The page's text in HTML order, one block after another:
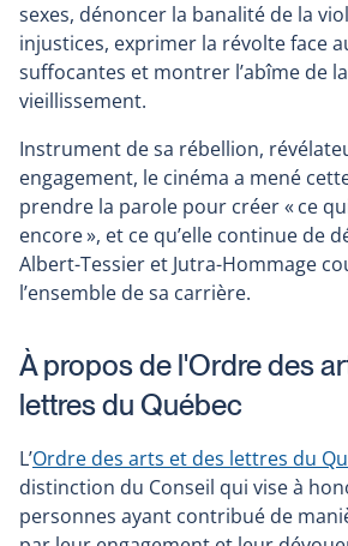
sexes, dénoncer la banalité de la
injustices, exprimer la révolte face
suffocantes et montrer l’abîme de
vieillissement.
Instrument de sa rébellion,
engagement, le cinéma a mené
prendre la parole pour créer « ce
encore », et ce qu’elle continue de
Albert-Tessier et Jutra-Hommage
l’ensemble de sa carrière.
À propos de l'Ordre des
lettres du Québec
L’Ordre des arts et des lettres du
distinction du Conseil qui vise à
personnes ayant contribué de